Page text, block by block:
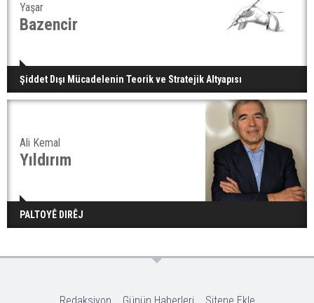
Yaşar
Bazencir
Şiddet Dışı Mücadelenin Teorik ve Stratejik Altyapısı
Ali Kemal
Yıldırım
PALTOYÊ DIRÊJ